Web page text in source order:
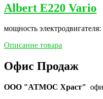
Albert E220 Vario
мощность
Описание товара
Офис Продаж
ООО "АТМОС Храст"